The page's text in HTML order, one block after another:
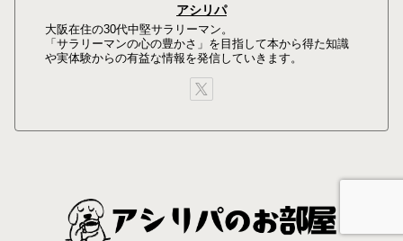
アシリパ
大阪在住の30代中堅サラリーマン。
「サラリーマンの心の豊かさ」を目指して本から得た知識
や実体験からの有益な情報を発信していきます。